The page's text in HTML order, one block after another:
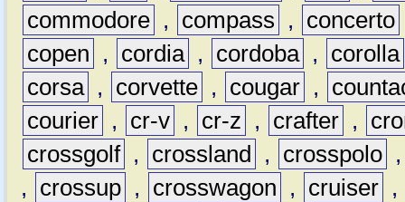
commodore , compass , concerto
copen
, cordia , cordoba ,
corolla
corsa , corvette , cougar ,
courier , cr-v , cr-z , crafter ,
crossgolf , crossland , crosspolo
,
crossup , crosswagon , cruiser ,